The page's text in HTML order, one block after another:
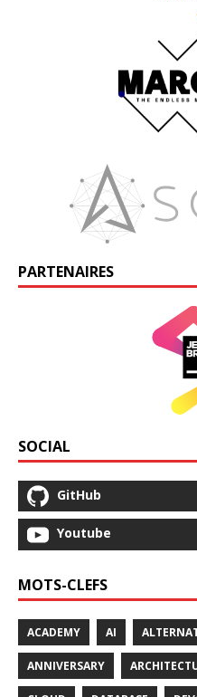
PARTENAIRES
SOCIAL
GitHub
Youtube
MOTS-CLEFS
ACADEMY AI
ANNIVERSARY